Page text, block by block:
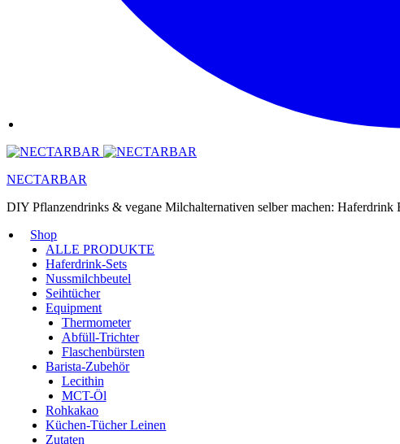
NECTARBAR
DIY Pflanzendrinks & vegane Milchalternativen selber machen:
Shop
ALLE PRODUKTE
Haferdrink-Sets
Nussmilchbeutel
Seihtücher
Equipment
Thermometer
Abfüll-Trichter
Flaschenbürsten
Barista-Zubehör
Lecithin
MCT-Öl
Rohkakao
Küchen-Tücher Leinen
Zutaten